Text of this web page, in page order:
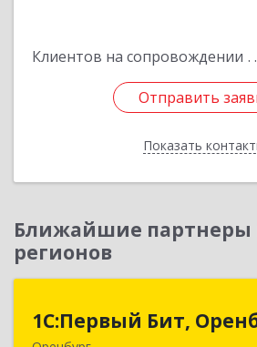
Клиентов на сопровождении
Отправить
Показать
Отправить
Назад
Ближайшие партнеры
регионов
1С:Первый Бит,
1С:Первый